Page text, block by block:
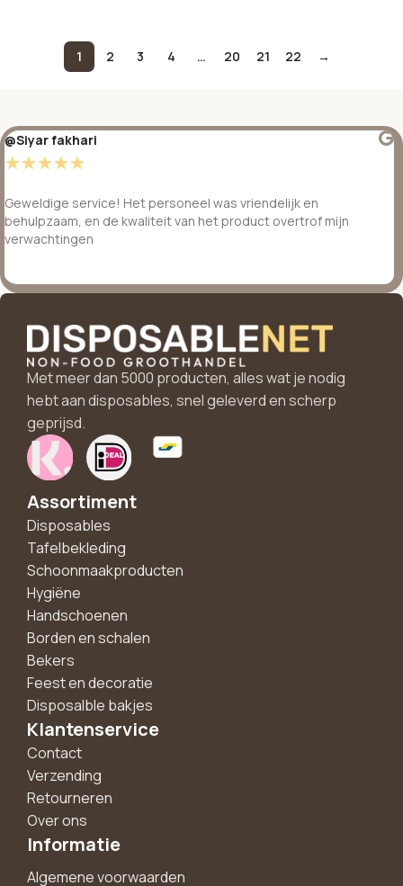
1 2 3 4 … 20 21 22 →
@Siyar fakhari
☆☆☆☆☆
Geweldige service! Het personeel was vriendelijk en
behulpzaam, en de kwaliteit van het product overtrof mijn
verwachtingen
Met meer dan 5000 producten, alles wat je nodig
hebt aan disposables, snel geleverd en scherp
geprijsd.
Assortiment
Disposables
Tafelbekleding
Schoonmaakproducten
Hygiëne
Handschoenen
Borden en schalen
Bekers
Feest en decoratie
Disposalble bakjes
Klantenservice
Contact
Verzending
Retourneren
Over ons
Informatie
Algemene voorwaarden